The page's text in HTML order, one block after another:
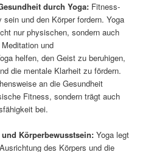
durch Yoga: Fitness-
und den Körper fordern. Yoga
nur physischen, sondern auch
und
helfen, den Geist zu beruhigen,
die mentale Klarheit zu fördern.
an die Gesundheit
Fitness, sondern trägt auch
bei.
Körperbewusstsein: Yoga legt
des Körpers und die